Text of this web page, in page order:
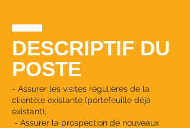
DESCRIPTIF DU
POSTE
- Assurer les visites régulières de la
clientèle existante (portefeuille déjà
existant),
- Assurer la prospection de nouveaux